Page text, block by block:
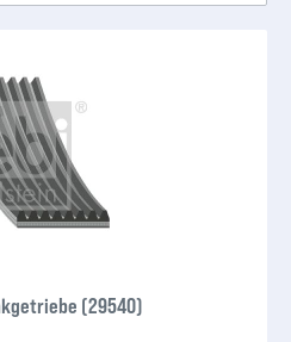
(29540)